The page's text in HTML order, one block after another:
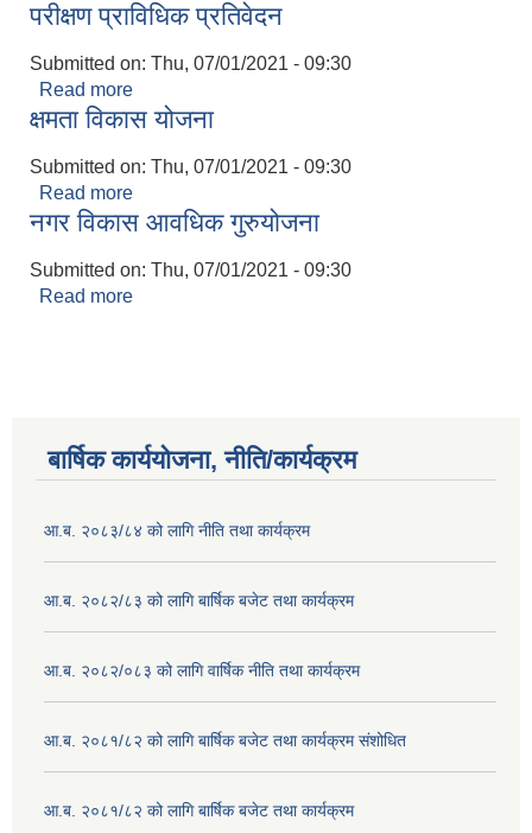
परीक्षण प्राविधिक प्रतिवेदन
Submitted on: Thu, 07/01/2021 - 09:30
Read more
परीक्षण प्राविधिक प्रतिवेदन
क्षमता विकास योजना
Submitted on: Thu, 07/01/2021 - 09:30
Read more
नगर विकास आवधिक गुरुयोजना
Submitted on: Thu, 07/01/2021 - 09:30
Read more
बार्षिक कार्ययोजना, नीति/कार्यक्रम
आ.ब. २०८३/८४ को लागि नीति तथा कार्यक्रम
आ.ब. २०८२/८३ को लागि बार्षिक बजेट तथा कार्यक्रम
आ.ब. २०८२/०८३ को लागि वार्षिक नीति तथा कार्यक्रम
आ.ब. २०८१/८२ को लागि बार्षिक बजेट तथा कार्यक्रम संशोधित
आ.ब. २०८१/८२ को लागि बार्षिक बजेट तथा कार्यक्रम